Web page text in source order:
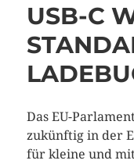
USB-C
Das EU-
zukünftig in der
für kleine und